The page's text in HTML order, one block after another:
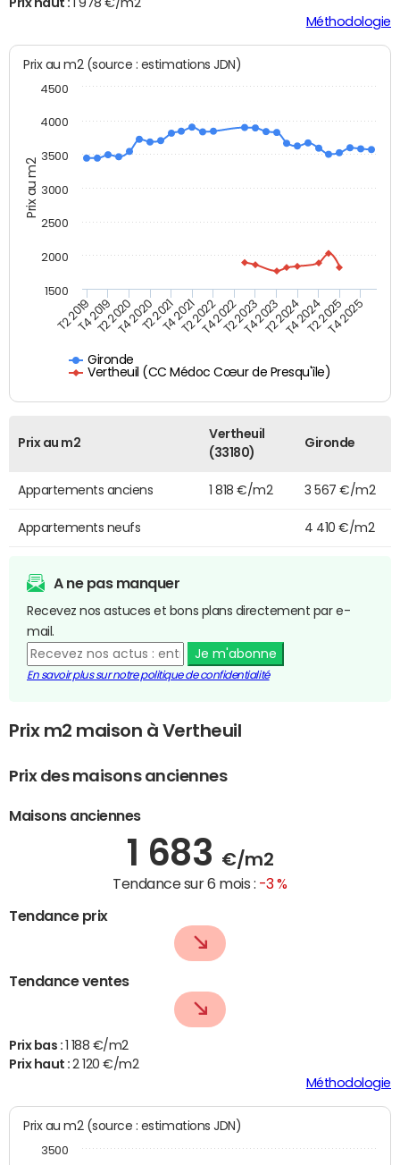
Méthodologie
Prix au m2
Prix au m2 (source : estimations JDN)
Gironde
Vertheuil (CC Médoc Cœur de Presqu'île)
T2 2019T4 2019T2 2020T4 2020T2 2021T4 2021T2 2022T4 2022T2 2023T4 2023T2 2024T4 2024T2 2025T4 2025
1500
2000
2500
3000
3500
4000
4500
Prix au m2
Vertheuil
(33180)
Gironde
Appartements anciens 1 818 €/m2 3 567 €/m2
Appartements neufs 4 410 €/m2
A ne pas manquer
Recevez nos astuces et bons plans directement par e-
mail.
Je m'abonne
En savoir plus sur notre politique de confidentialité
Prix m2 maison à Vertheuil
Prix des maisons anciennes
Maisons anciennes
1 683 €/m2
Tendance sur 6 mois : -3 %
Tendance prix
Tendance ventes
Prix bas :
1 188 €/m2
Prix haut :2 120 €/m2
Méthodologie
Prix au m2 (source : estimations JDN)
3500